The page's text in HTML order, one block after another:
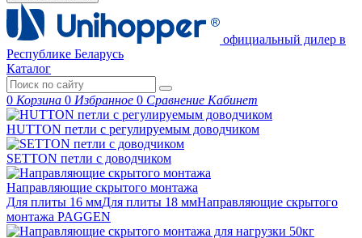
официальный дилер в
Республике Беларусь
Каталог
0 Корзина 0 Избранное 0 Сравнение Кабинет
HUTTON петли с регулируемым доводчиком
SETTON петли с доводчиком
Направляющие скрытого монтажа
Для плиты 16 ммДля плиты 18 ммНаправляющие скрытого
монтажа PAGGEN